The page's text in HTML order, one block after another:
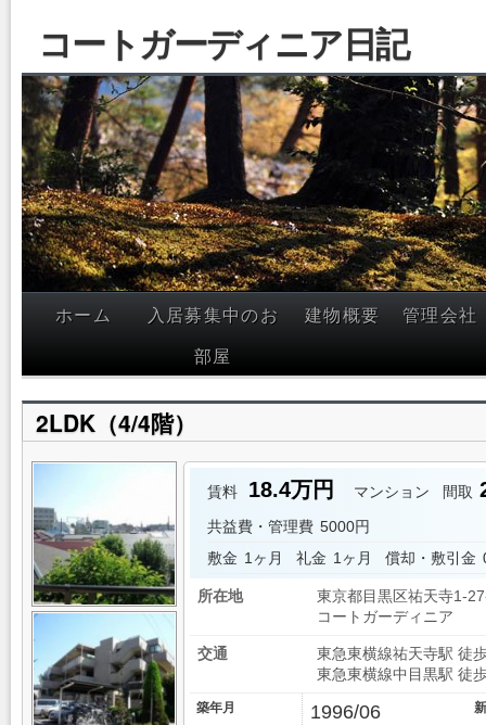
コートガーディニア日記
ホーム
入居募集中のお
部屋
建物概要 管理会社
2LDK（4/4階）
賃料 18.4万円 マンション 間取
共益費・管理費 5000円
敷金 1ヶ月 礼金 1ヶ月 償却・敷引金
所在地
東京都目黒区祐天寺1-
コートガーディニア
交通
東急東横線祐天寺駅 徒
東急東横線中目黒駅 徒
築年月 1996/06